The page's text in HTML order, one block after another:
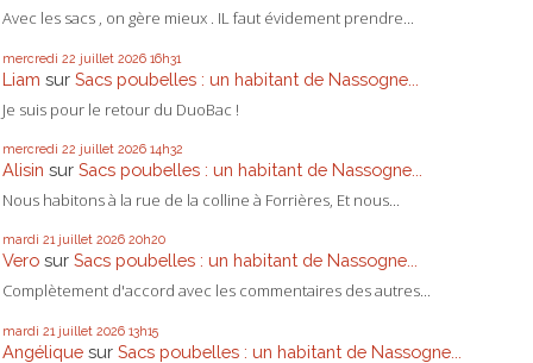
Avec les sacs , on gère mieux . IL faut évidement prendre...
mercredi 22 juillet 2026 16h31
Liam sur Sacs poubelles : un habitant de Nassogne...
Je suis pour le retour du DuoBac !
mercredi 22 juillet 2026 14h32
Alisin sur Sacs poubelles : un habitant de Nassogne...
Nous habitons à la rue de la colline à Forrières, Et nous...
mardi 21 juillet 2026 20h20
Vero sur Sacs poubelles : un habitant de Nassogne...
Complètement d'accord avec les commentaires des autres...
mardi 21 juillet 2026 13h15
Angélique sur Sacs poubelles : un habitant de Nassogne...